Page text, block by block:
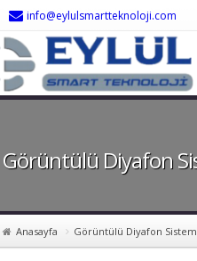
info@eylulsmartteknoloji.com
Görüntülü Diyafon
Anasayfa Görüntülü Diyafon